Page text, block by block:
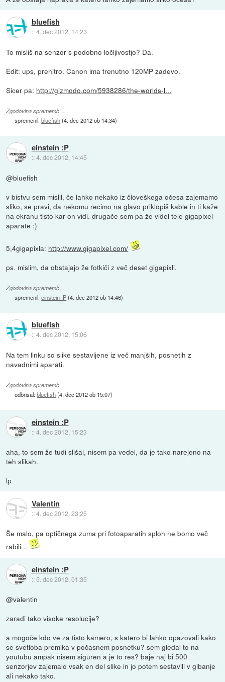
bluefish
::4. dec 2012, 14:23
To misliš na senzor s podobno ločljivostjo? Da.
Edit: ups, prehitro. Canon ima trenutno 120MP zadevo.
Sicer pa: http://gizmodo.com/5938286/the-worlds-l...
Zgodovina sprememb…
spremenil:bluefish(4. dec 2012 ob 14:34)
einstein :P
::4. dec 2012, 14:45
@bluefish
v bistvu sem mislil, če lahko nekako iz človeškega očesa zajemamo
sliko, se pravi, da nekomu recimo na glavo priklopiš kable in ti kaže
na ekranu tisto kar on vidi. drugače sem pa že videl tele gigapixel
aparate :)
5,4gigapixla: http://www.gigapixel.com/
ps. mislim, da obstajajo že fotkiči z več deset gigapixli.
Zgodovina sprememb…
spremenil:einstein :P(4. dec 2012 ob 14:46)
bluefish
::4. dec 2012, 15:06
Na tem linku so slike sestavljene iz več manjših, posnetih z
navadnimi aparati.
Zgodovina sprememb…
odbrisal:bluefish(4. dec 2012 ob 15:07)
einstein :P
::4. dec 2012, 15:23
aha, to sem že tudi slišal, nisem pa vedel, da je tako narejeno na
teh slikah.
lp
Valentin
::4. dec 2012, 23:25
Še malo, pa optičnega zuma pri fotoaparatih sploh ne bomo več
rabili...
einstein :P
:: 5. dec 2012, 01:35
@valentin
zaradi tako visoke resolucije?
a mogoče kdo ve za tisto kamero, s katero bi lahko opazovali kako
se svetloba premika v počasnem posnetku? sem gledal to na
youtubu ampak nisem siguren a je to res? baje naj bi 500
senzorjev zajemalo vsak en del slike in jo potem sestavili v gibanje
ali nekako tako.